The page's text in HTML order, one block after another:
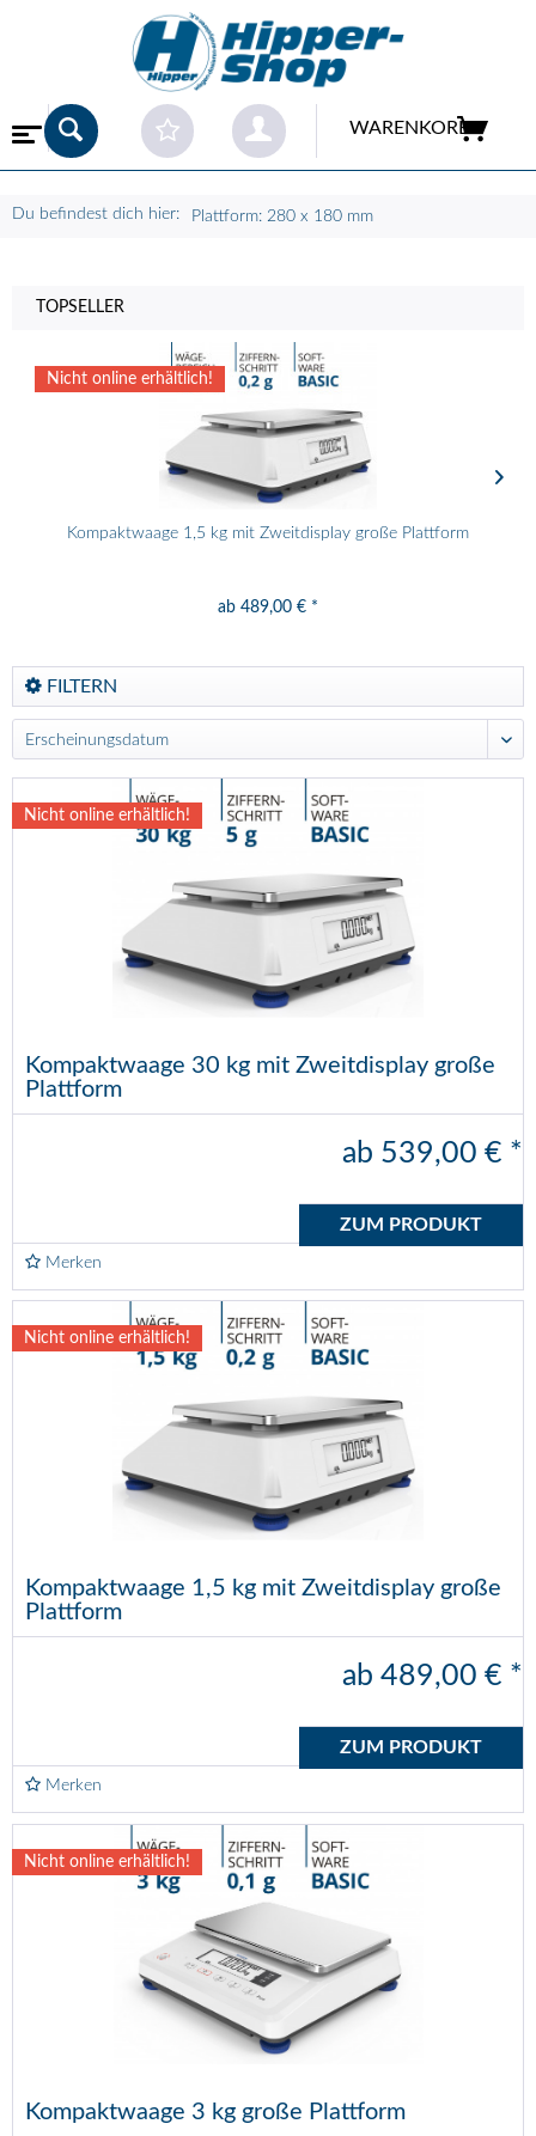
WARENKORB
Du befindest dich hier: Plattform: 280 x 180 mm
TOPSELLER
Nicht online erhältlich!
Kompaktwaage 1,5 kg mit Zweitdisplay große Plattform
ab 489,00 € *
FILTERN
Nicht online erhältlich!
Kompaktwaage 30 kg mit Zweitdisplay große
Plattform
ab 539,00 € *
ZUM PRODUKT
Merken
Nicht online erhältlich!
Kompaktwaage 1,5 kg mit Zweitdisplay große
Plattform
ab 489,00 € *
ZUM PRODUKT
Merken
Nicht online erhältlich!
Kompaktwaage 3 kg große Plattform